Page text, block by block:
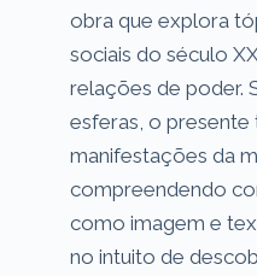
obra que explora
sociais do século
relações de poder.
esferas, o presente
manifestações da
compreendendo
como imagem e
no intuito de